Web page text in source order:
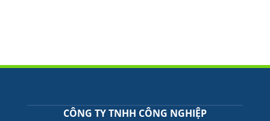
CÔNG TY TNHH CÔNG NGHIỆP